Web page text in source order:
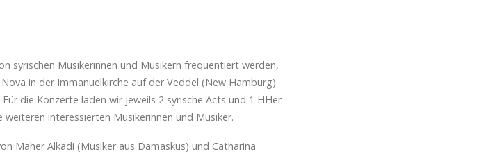
syrischen Musikerinnen und Musikern frequentiert werden,
in der Immanuelkirche auf der Veddel (New Hamburg)
die Konzerte laden wir jeweils 2 syrische Acts und 1 HHer
interessierten Musikerinnen und Musiker.
Maher Alkadi (Musiker aus Damaskus) und Catharina